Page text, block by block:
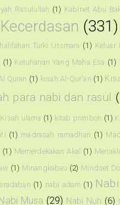
Rasulullah (1) Kabinet Abu
Kecerdasan (331)
Turki Utsmani (1) Keluar
(1) Ketuhanan Yang Maha Esa (1)
Quran (1) kisah Al-Qur'an (1)
para nabi dan rasul
Kisah ulama (1) kitab primbon (1)
(1) madrasah ramadhan (1)
(1) Memerdekakan Akal (1)
(1) Minangkabau (2) Mindset
(1) nabi adam (1)
Musa (29) Nabi Nuh (6)